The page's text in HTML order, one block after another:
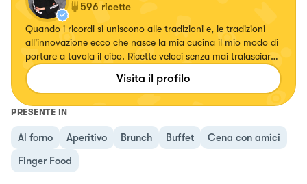
596 ricette
Quando i ricordi si uniscono alle tradizioni e, le tradizioni
all'innovazione ecco che nasce la mia cucina il mio modo di
portare a tavola il cibo. Ricette veloci senza mai tralasciare
il gusto.
Visita il profilo
PRESENTE IN
Al forno Aperitivo Brunch Buffet
Cena con amici
Finger Food